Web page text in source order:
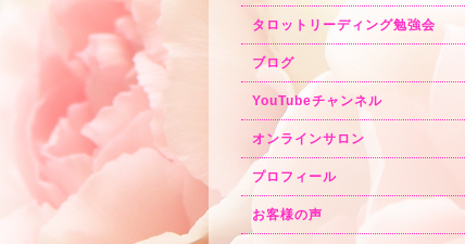
タロットリーディング勉強会
ブログ
YouTubeチャンネル
オンラインサロン
プロフィール
お客様の声